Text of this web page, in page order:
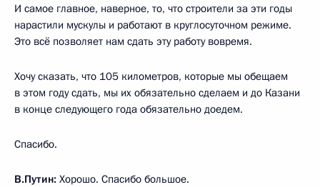
И самое главное, наверное, то, что строители за эти годы
нарастили мускулы и работают в круглосуточном режиме.
Это всё позволяет нам сдать эту работу вовремя.
Хочу сказать, что 105 километров, которые мы обещаем
в этом году сдать, мы их обязательно сделаем и до Казани
в конце следующего года обязательно доедем.
Спасибо.
В.Путин: Хорошо. Спасибо большое.